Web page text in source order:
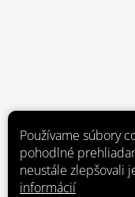
Používame súbory
pohodlné
neustále zlepšovali
informácií